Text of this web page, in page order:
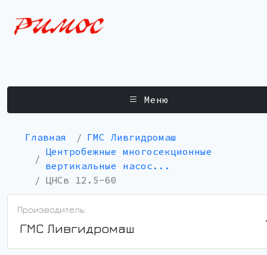
Меню
Главная
ГМС Ливгидромаш
Центробежные многосекционные
вертикальные насос...
ЦНСв 12.5-60
Производитель:
ГМС Ливгидромаш